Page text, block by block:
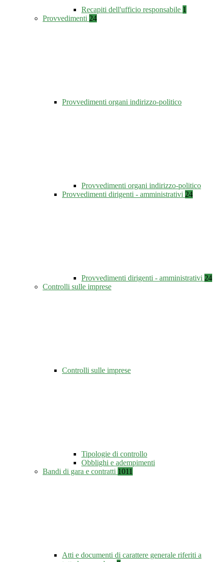
Recapiti dell'ufficio responsabile 1
Provvedimenti 24
Provvedimenti organi indirizzo-politico
Provvedimenti organi indirizzo-politico
Provvedimenti dirigenti - amministrativi 24
Provvedimenti dirigenti - amministrativi 24
Controlli sulle imprese
Controlli sulle imprese
Tipologie di controllo
Obblighi e adempimenti
Bandi di gara e contratti 1011
Atti e documenti di carattere generale riferiti a